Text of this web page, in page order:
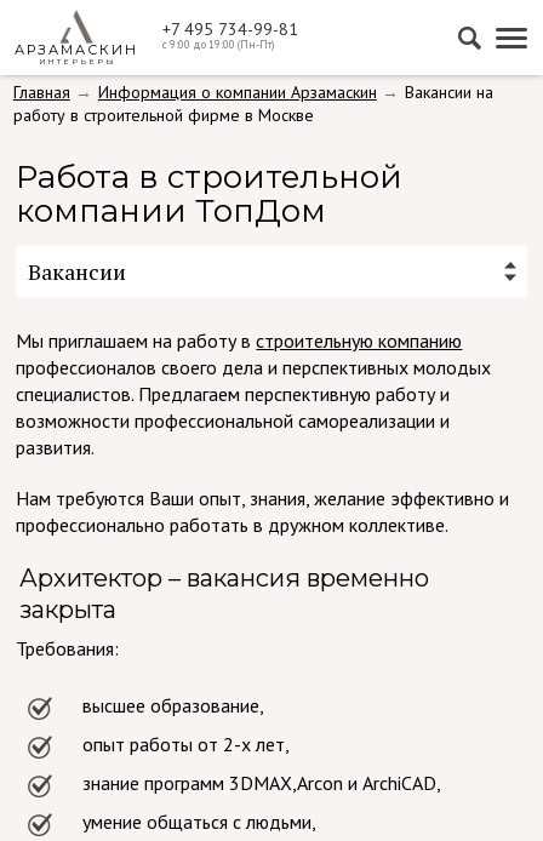
АРЗАМАСКИН
ИНТЕРЬЕРЫ
+7 495 734-99-81
с 9:00 до 19:00 (Пн-Пт)
Главная Информация о компании Арзамаскин
Вакансии на
работу в строительной фирме в Москве
Работа в строительной
компании ТопДом
Мы приглашаем на работу встроительную компанию
профессионалов своего дела и перспективных молодых
специалистов. Предлагаем перспективную работу и
возможности профессиональной самореализации и
развития.
Нам требуются Ваши опыт, знания, желание эффективно и
профессионально работать в дружном коллективе.
Архитектор – вакансия временно
закрыта
Требования:
высшее образование,
опыт работы от 2-х лет,
знание программ 3DMAX,Arcon и ArchiCAD,
умение общаться с людьми,